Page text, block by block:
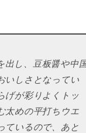
出し、豆板醤や中
いしさとなってい
げが彩りよくトッ
太めの平打ちウエ
ているので、あと